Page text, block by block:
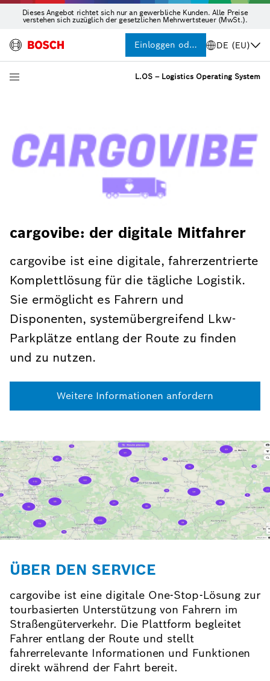
Dieses Angebot richtet sich nur an gewerbliche Kunden. Alle Preise
verstehen sich zuzüglich der gesetzlichen Mehrwertsteuer (MwSt.).
Einloggen oder Registrieren
DE (EU)
L.OS – Logistics Operating System
cargovibe: der digitale Mitfahrer
cargovibe ist eine digitale, fahrerzentrierte
Komplettlösung für die tägliche Logistik.
Sie ermöglicht es Fahrern und
Disponenten, systemübergreifend Lkw-
Parkplätze entlang der Route zu finden
und zu nutzen.
Weitere Informationen anfordern
ÜBER DEN SERVICE
cargovibe ist eine digitale One-Stop-Lösung zur
tourbasierten Unterstützung von Fahrern im
Straßengüterverkehr. Die Plattform begleitet
Fahrer entlang der Route und stellt
fahrerrelevante Informationen und Funktionen
direkt während der Fahrt bereit.